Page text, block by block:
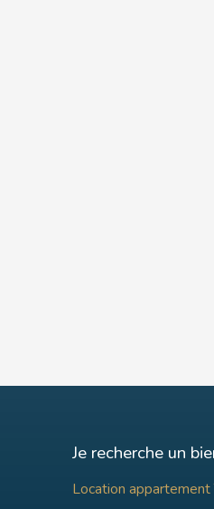
Je recherche un
Location appartement